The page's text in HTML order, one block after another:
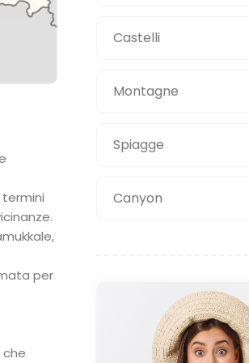
per
che
Castelli
Montagne
Spiagge
Canyon